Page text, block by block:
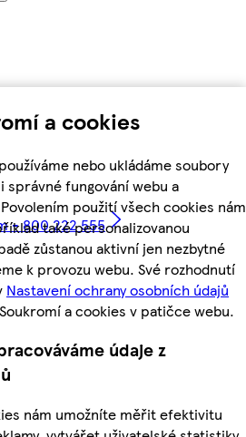
a cookies
nebo ukládáme soubory
správné fungování webu a
použití všech cookies nám
také personalizovanou
zůstanou aktivní jen nezbytné
k provozu webu. Své rozhodnutí
Nastavení ochrany osobních údajů
a cookies v patičce webu.
údaje z
nám umožníte měřit efektivitu
- 800 222 555